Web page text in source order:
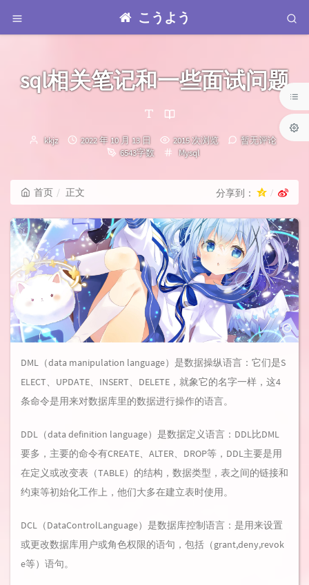
こうよう
sql相关笔记和一些面试问题
博
kkjz
发
2022 年 10 月 13 日 2015 次浏览
暂无评论
6543字数
分
Mysql
首页 正文 分享到：
DML（data manipulation language）是数据操纵语言：它们是S
ELECT、UPDATE、INSERT、DELETE，就象它的名字一样，这4
条命令是用来对数据库里的数据进行操作的语言。
DDL（data definition language）是数据定义语言：DDL比DML
要多，主要的命令有CREATE、ALTER、DROP等，DDL主要是用
在定义或改变表（TABLE）的结构，数据类型，表之间的链接和
约束等初始化工作上，他们大多在建立表时使用。
DCL（DataControlLanguage）是数据库控制语言：是用来设置
或更改数据库用户或角色权限的语句，包括（grant,deny,revok
e等）语句。